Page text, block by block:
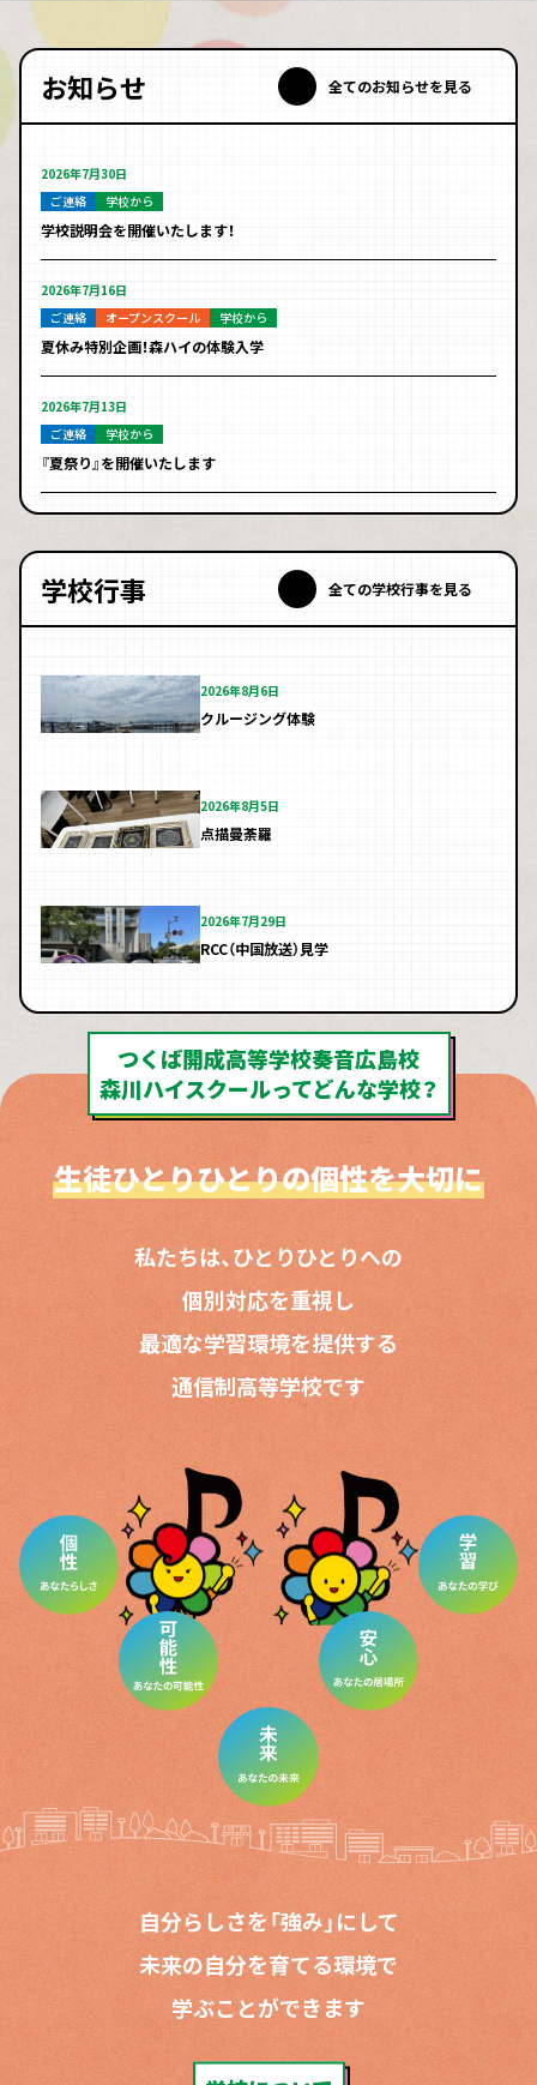
お知らせ 全てのお知らせを見る
2026年7月30日
ご連絡
学校から
学校説明会を開催いたします！
2026年7月16日
ご連絡
オープンスクール 学校から
夏休み特別企画！森ハイの体験入学
2026年7月13日
ご連絡
学校から
『夏祭り』を開催いたします
学校行事 全ての学校行事を見る
2026年8月6日
クルージング体験
2026年8月5日
点描曼荼羅
2026年7月29日
RCC（中国放送）見学
つくば開成高等学校奏音広島校
森川ハイスクールってどんな学校？
生徒ひとりひとりの個性を大切に
私たちは、ひとりひとりへの
個別対応を重視し
最適な学習環境を提供する
通信制高等学校です
自分らしさを「強み」にして
未来の自分を育てる環境で
学ぶことができます